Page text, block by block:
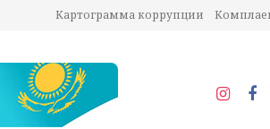
Картограмма коррупции